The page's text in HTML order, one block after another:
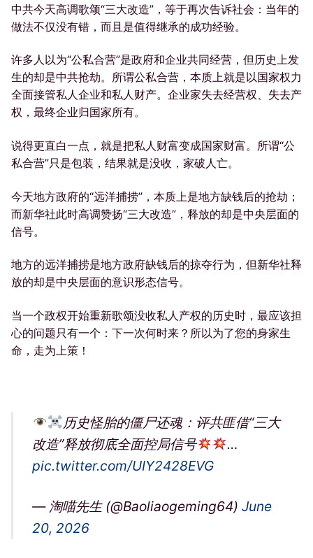
中共今天高调歌颂“三大改造”，等于再次告诉社会：当年的
做法不仅没有错，而且是值得继承的成功经验。
许多人以为“公私合营”是政府和企业共同经营，但历史上发
生的却是中共抢劫。所谓公私合营，本质上就是以国家权力
全面接管私人企业和私人财产。企业家失去经营权、失去产
权，最终企业归国家所有。
说得更直白一点，就是把私人财富变成国家财富。所谓“公
私合营”只是包装，结果就是没收，家破人亡。
今天地方政府的“远洋捕捞”，本质上是地方缺钱后的抢劫；
而新华社此时高调赞扬“三大改造”，释放的却是中央层面的
信号。
地方的远洋捕捞是地方政府缺钱后的掠夺行为，但新华社释
放的却是中央层面的意识形态信号。
当一个政权开始重新歌颂没收私人产权的历史时，最应该担
心的问题只有一个：下一次何时来？所以为了您的身家生
命，走为上策！
历史怪胎的僵尸还魂：评共匪借“三大
改造”释放彻底全面控局信号
…
pic.twitter.com/UIY2428EVG
— 淘喵先生 (@Baoliaogeming64)June
20, 2026